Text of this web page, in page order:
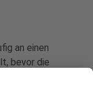
an einen
bevor die
Phase:
gelingt ihm